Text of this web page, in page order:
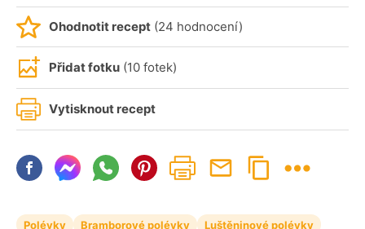
Ohodnotit recept (24 hodnocení)
Přidat fotku (10 fotek)
Vytisknout recept
Polévky Bramborové polévky
Luštěninové polévky